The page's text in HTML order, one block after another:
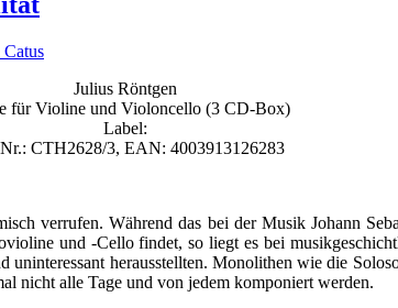
Catus
Julius Röntgen
für Violine und Violoncello (3 CD-Box)
Label:
CTH2628/3, EAN: 4003913126283
verrufen. Während das bei der Musik Johann
und -Cello findet, so liegt es bei
herausstellten. Monolithen wie die
nicht alle Tage und von jedem komponiert werden.